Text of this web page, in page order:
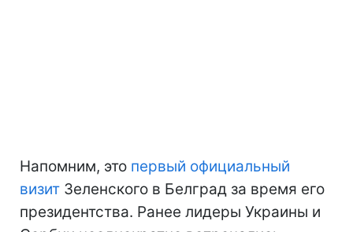
Напомним, это первый официальный
визит Зеленского в Белград за время его
президентства. Ранее лидеры Украины и